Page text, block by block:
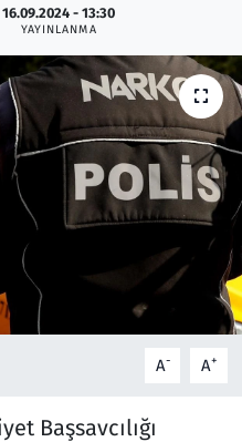
16.09.2024 - 13:30
YAYINLANMA
A- A+
Başsavcılığı